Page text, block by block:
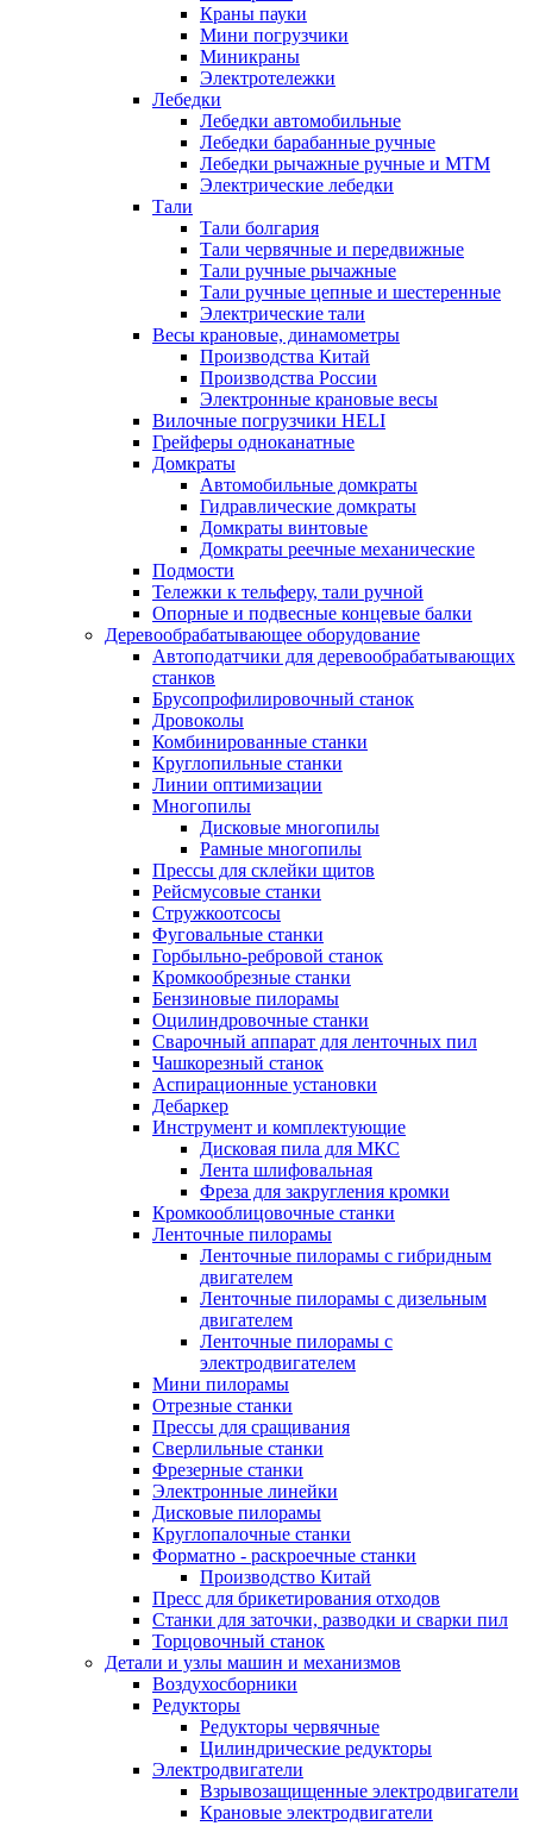
Краны пауки
Мини погрузчики
Миникраны
Электротележки
Лебедки
Лебедки автомобильные
Лебедки барабанные ручные
Лебедки рычажные ручные и МТМ
Электрические лебедки
Тали
Тали болгария
Тали червячные и передвижные
Тали ручные рычажные
Тали ручные цепные и шестеренные
Электрические тали
Весы крановые, динамометры
Производства Китай
Производства России
Электронные крановые весы
Вилочные погрузчики HELI
Грейферы одноканатные
Домкраты
Автомобильные домкраты
Гидравлические домкраты
Домкраты винтовые
Домкраты реечные механические
Подмости
Тележки к тельферу, тали ручной
Опорные и подвесные концевые балки
Деревообрабатывающее оборудование
Автоподатчики для деревообрабатывающих
станков
Брусопрофилировочный станок
Дровоколы
Комбинированные станки
Круглопильные станки
Линии оптимизации
Многопилы
Дисковые многопилы
Рамные многопилы
Прессы для склейки щитов
Рейсмусовые станки
Стружкоотсосы
Фуговальные станки
Горбыльно-ребровой станок
Кромкообрезные станки
Бензиновые пилорамы
Оцилиндровочные станки
Сварочный аппарат для ленточных пил
Чашкорезный станок
Аспирационные установки
Дебаркер
Инструмент и комплектующие
Дисковая пила для МКС
Лента шлифовальная
Фреза для закругления кромки
Кромкооблицовочные станки
Ленточные пилорамы
Ленточные пилорамы с гибридным
двигателем
Ленточные пилорамы с дизельным
двигателем
Ленточные пилорамы с
электродвигателем
Мини пилорамы
Отрезные станки
Прессы для сращивания
Сверлильные станки
Фрезерные станки
Электронные линейки
Дисковые пилорамы
Круглопалочные станки
Форматно - раскроечные станки
Производство Китай
Пресс для брикетирования отходов
Станки для заточки, разводки и сварки пил
Торцовочный станок
Детали и узлы машин и механизмов
Воздухосборники
Редукторы
Редукторы червячные
Цилиндрические редукторы
Электродвигатели
Взрывозащищенные электродвигатели
Крановые электродвигатели